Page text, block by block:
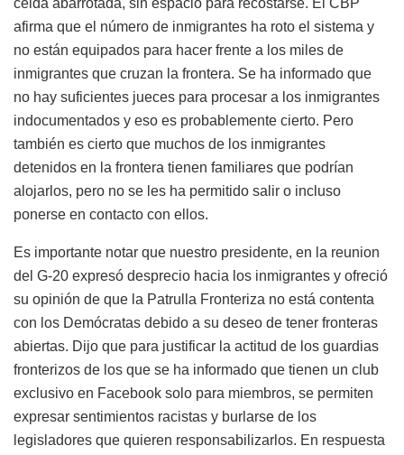
celda abarrotada, sin espacio para recostarse. El CBP
afirma que el número de inmigrantes ha roto el sistema y
no están equipados para hacer frente a los miles de
inmigrantes que cruzan la frontera. Se ha informado que
no hay suficientes jueces para procesar a los inmigrantes
indocumentados y eso es probablemente cierto. Pero
también es cierto que muchos de los inmigrantes
detenidos en la frontera tienen familiares que podrían
alojarlos, pero no se les ha permitido salir o incluso
ponerse en contacto con ellos.
Es importante notar que nuestro presidente, en la reunion
del G-20 expresó desprecio hacia los inmigrantes y ofreció
su opinión de que la Patrulla Fronteriza no está contenta
con los Demócratas debido a su deseo de tener fronteras
abiertas. Dijo que para justificar la actitud de los guardias
fronterizos de los que se ha informado que tienen un club
exclusivo en Facebook solo para miembros, se permiten
expresar sentimientos racistas y burlarse de los
legisladores que quieren responsabilizarlos. En respuesta